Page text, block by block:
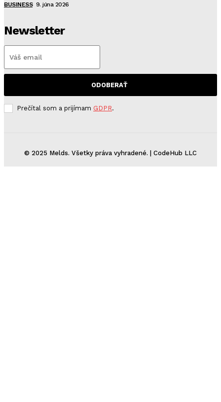
BUSINESS 9. júna 2026
Newsletter
ODOBERAŤ
Prečítal som a prijímam GDPR.
© 2025 Melds. Všetky práva vyhradené. | CodeHub LLC